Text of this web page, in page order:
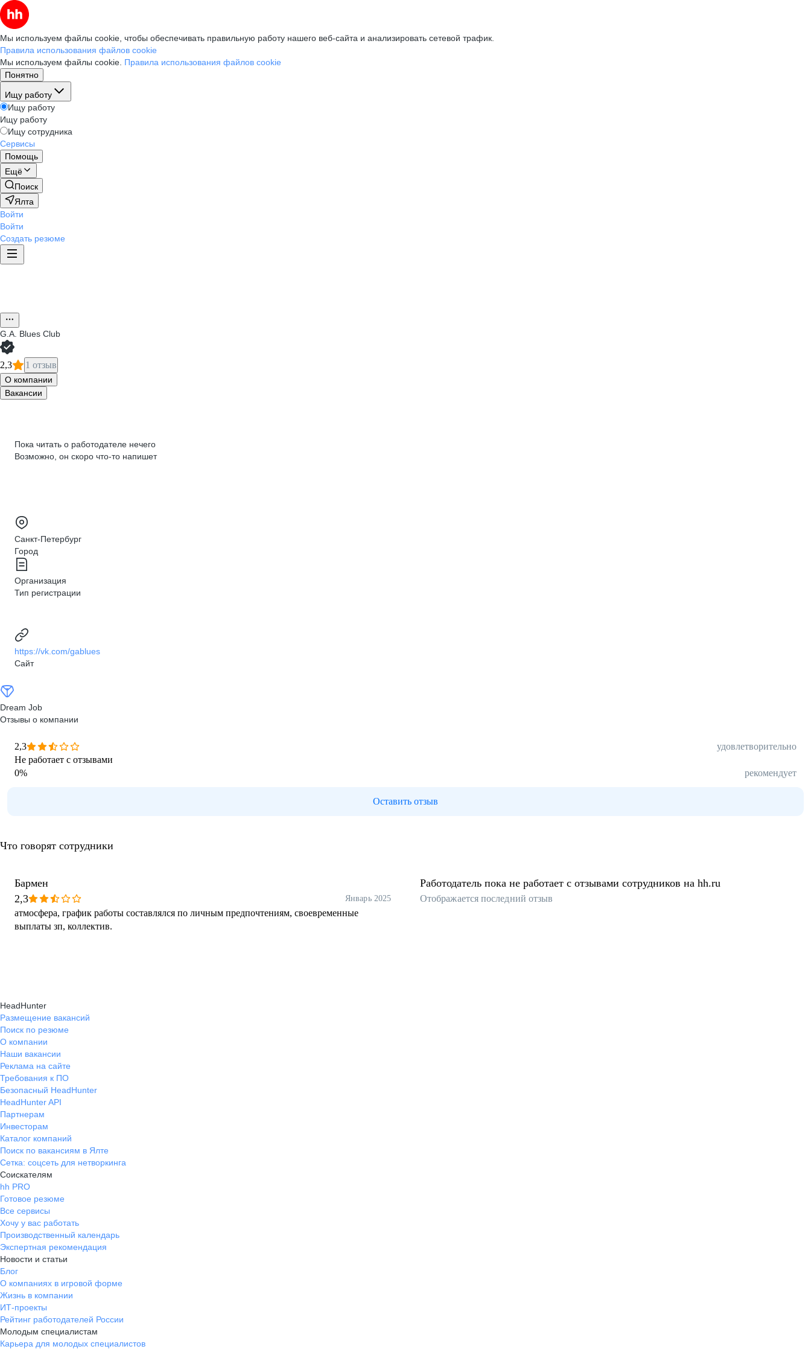
Мы используем файлы cookie, чтобы обеспечивать правильную работу нашего веб-сайта и анализировать сетевой трафик.
Правила использования файлов cookie
Мы используем файлы cookie. Правила использования файлов cookie
Понятно
Ищу работу
Ищу работу
Ищу работу
Ищу сотрудника
Сервисы
Помощь
Ещё
Поиск
Ялта
Войти
Войти
Создать резюме
G.A. Blues Club
2,3 1 отзыв
О компании
Вакансии
Пока читать о работодателе нечего
Возможно, он скоро что‑то напишет
Санкт-Петербург
Город
Организация
Тип регистрации
https://vk.com/gablues
Сайт
Dream Job
Отзывы о компании
2,3
удовлетворительно
Не работает с отзывами
0% рекомендует
Оставить отзыв
Что говорят сотрудники
Бармен
2,3
Январь 2025
атмосфера, график работы составлялся по личным предпочтениям, своевременные
выплаты зп, коллектив.
Работодатель пока не работает с отзывами сотрудников на hh.ru
Отображается последний отзыв
HeadHunter
Размещение вакансий
Поиск по резюме
О компании
Наши вакансии
Реклама на сайте
Требования к ПО
Безопасный HeadHunter
HeadHunter API
Партнерам
Инвесторам
Каталог компаний
Поиск по вакансиям в Ялте
Сетка: соцсеть для нетворкинга
Соискателям
hh PRO
Готовое резюме
Все сервисы
Хочу у вас работать
Производственный календарь
Экспертная рекомендация
Новости и статьи
Блог
О компаниях в игровой форме
Жизнь в компании
ИТ-проекты
Рейтинг работодателей России
Молодым специалистам
Карьера для молодых специалистов